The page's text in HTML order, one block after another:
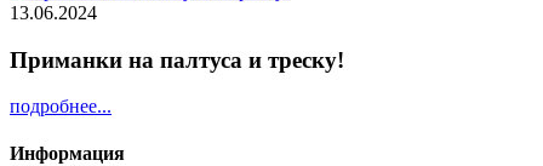
13.06.2024
Приманки на палтуса и треску!
подробнее...
Информация